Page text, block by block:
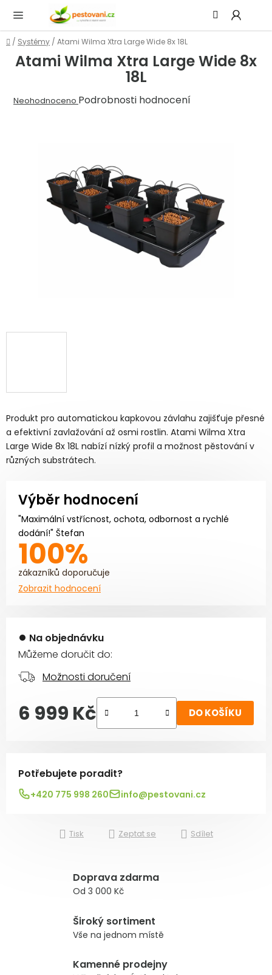
obsah
Domů
/ Systémy / Atami Wilma Xtra Large Wide 8x 18L
Produkt pro automatickou kapkovou závlahu zajišťuje přesné
a efektivní zavlažování až osmi rostlin. Atami Wilma Xtra
Large Wide 8x 18L nabízí nízký profil a možnost pěstování v
různých substrátech.
Výběr hodnocení
"Maximální vstřícnost, ochota, odbornost a rychlé
dodání!" Štefan
100%
zákazníků doporučuje
Zobrazit hodnocení
Na objednávku
Můžeme doručit do:
Možnosti doručení
6 999 Kč DO KOŠÍKU
Potřebujete poradit?
+420 775 998 260 info@pestovani.cz
Tisk Zeptat se Sdílet
Atami Wilma Xtra Large Wide 8x
18L
Průměrné
Neohodnoceno Podrobnosti hodnocení
Doprava zdarma
Od 3 000 Kč
Široký sortiment
Vše na jednom místě
Kamenné prodejny